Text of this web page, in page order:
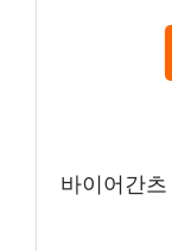
바이어간